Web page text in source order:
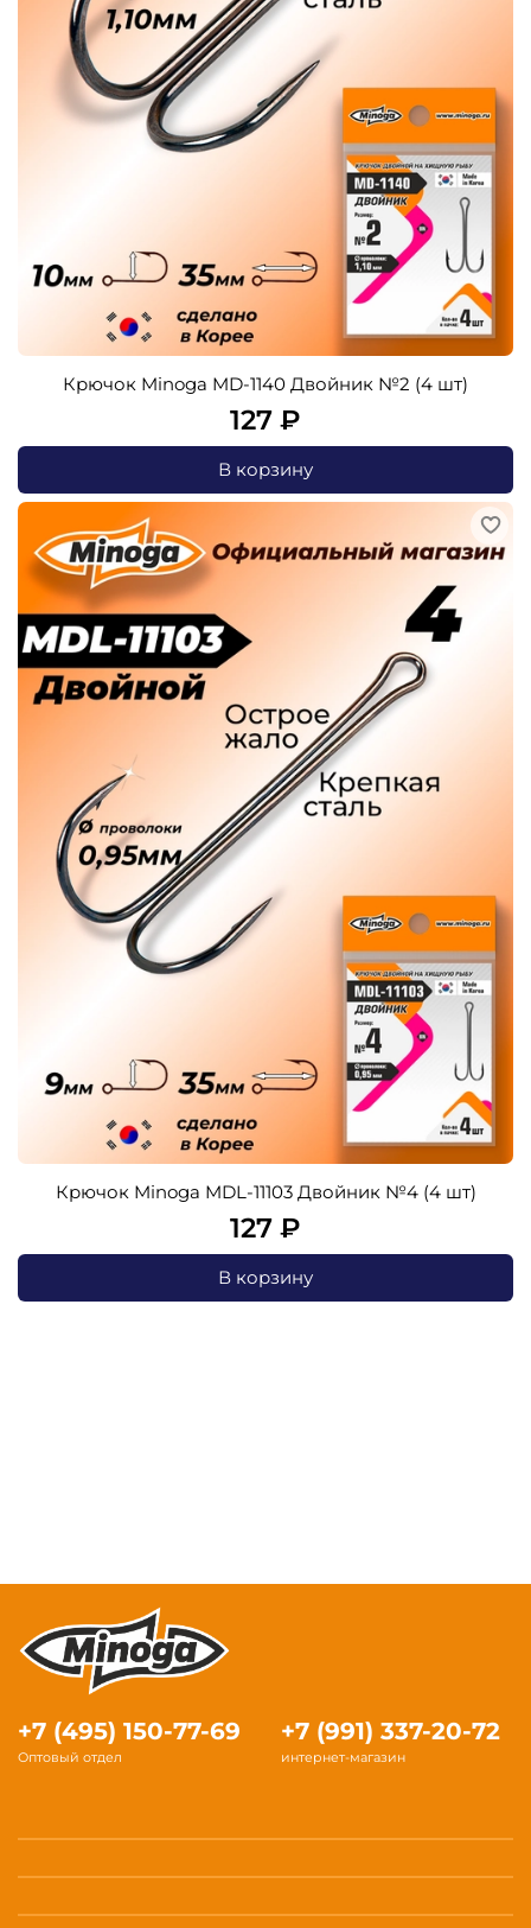
Крючок Minoga MD-1140 Двойник №2 (4 шт)
127 ₽
В корзину
Крючок Minoga MDL-11103 Двойник №4 (4 шт)
127 ₽
В корзину
+7 (495) 150-77-69
Оптовый отдел
+7 (991) 337-20-72
интернет-магазин